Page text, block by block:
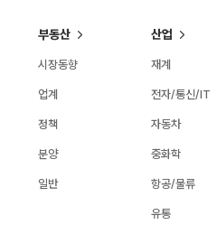
부동산
시장동향
업계
정책
분양
일반
산업
재계
전자/통신/IT
자동차
중화학
항공/물류
유통